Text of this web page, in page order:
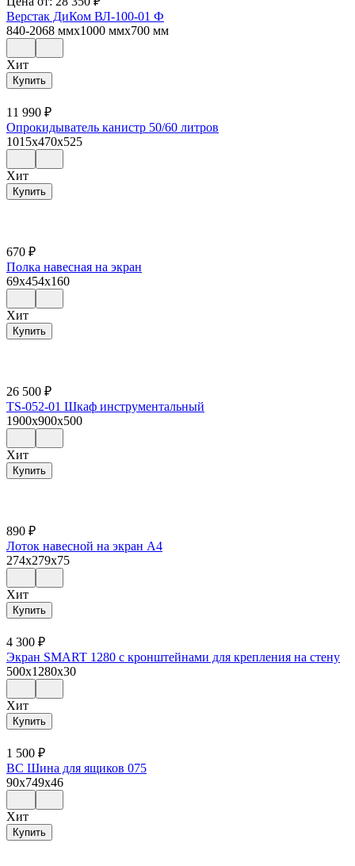
Верстак ДиКом ВЛ-100-01 Ф
840-2068 ммx1000 ммx700 мм
Хит
Купить
11 990 ₽
Опрокидыватель канистр 50/60 литров
1015x470x525
Хит
Купить
670 ₽
Полка навесная на экран
69x454x160
Хит
Купить
26 500 ₽
TS-052-01 Шкаф инструментальный
1900x900x500
Хит
Купить
890 ₽
Лоток навесной на экран А4
274x279x75
Хит
Купить
4 300 ₽
Экран SMART 1280 с кронштейнами для крепления на стену
500x1280x30
Хит
Купить
1 500 ₽
ВС Шина для ящиков 075
90x749x46
Хит
Купить